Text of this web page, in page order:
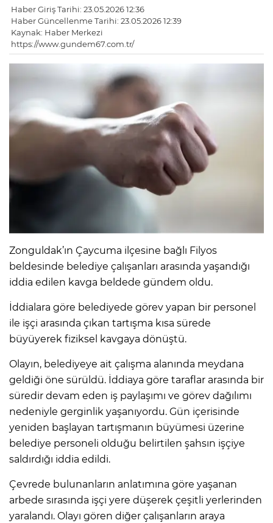
Haber Giriş Tarihi: 23.05.2026 12:36
Haber Güncellenme Tarihi: 23.05.2026 12:39
Kaynak: Haber Merkezi
https://www.gundem67.com.tr/
Zonguldak’ın Çaycuma ilçesine bağlı Filyos
beldesinde belediye çalışanları arasında yaşandığı
iddia edilen kavga beldede gündem oldu.
İddialara göre belediyede görev yapan bir personel
ile işçi arasında çıkan tartışma kısa sürede
büyüyerek fiziksel kavgaya dönüştü.
Olayın, belediyeye ait çalışma alanında meydana
geldiği öne sürüldü. İddiaya göre taraflar arasında bir
süredir devam eden iş paylaşımı ve görev dağılımı
nedeniyle gerginlik yaşanıyordu. Gün içerisinde
yeniden başlayan tartışmanın büyümesi üzerine
belediye personeli olduğu belirtilen şahsın işçiye
saldırdığı iddia edildi.
Çevrede bulunanların anlatımına göre yaşanan
arbede sırasında işçi yere düşerek çeşitli yerlerinden
yaralandı. Olayı gören diğer çalışanların araya